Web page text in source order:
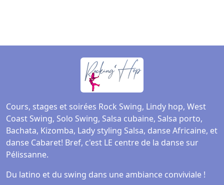
Cours, stages et soirées Rock Swing, Lindy hop, West
Coast Swing, Solo Swing, Salsa cubaine, Salsa porto,
Bachata, Kizomba, Lady styling Salsa, danse Africaine, et
danse Cabaret! Bref, c'est LE centre de la danse sur
Pélissanne.
Du latino et du swing dans une ambiance conviviale !